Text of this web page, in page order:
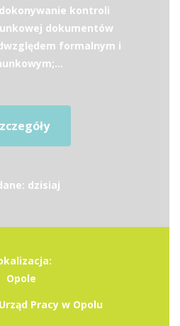
kontroli
dokumentów
formalnym i
dzisiaj
Opole
Pracy w Opolu